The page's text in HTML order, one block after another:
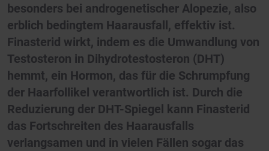
besonders bei androgenetischer Alopezie, also
erblich bedingtem Haarausfall, effektiv ist.
Finasterid wirkt, indem es die Umwandlung von
Testosteron in Dihydrotestosteron (DHT)
hemmt, ein Hormon, das für die Schrumpfung
der Haarfollikel verantwortlich ist. Durch die
Reduzierung der DHT-Spiegel kann Finasterid
das Fortschreiten des Haarausfalls
verlangsamen und in vielen Fällen sogar das